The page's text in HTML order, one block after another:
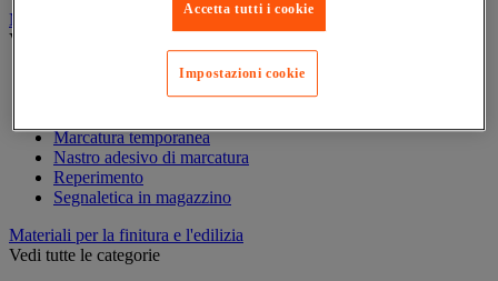
Marcatura
Vedi tutte le categorie
Marcatura industriale
Marcatura temporanea
Nastro adesivo di marcatura
Reperimento
Segnaletica in magazzino
Materiali per la finitura e l'edilizia
Vedi tutte le categorie
Accetta tutti i cookie
Impostazioni cookie